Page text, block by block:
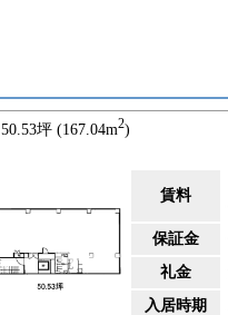
50.53坪 (167.04m2)
賃料
保証金
礼金
入居時期